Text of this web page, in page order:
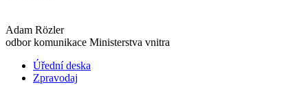
Adam Rözler
odbor komunikace Ministerstva vnitra
Úřední deska
Zpravodaj